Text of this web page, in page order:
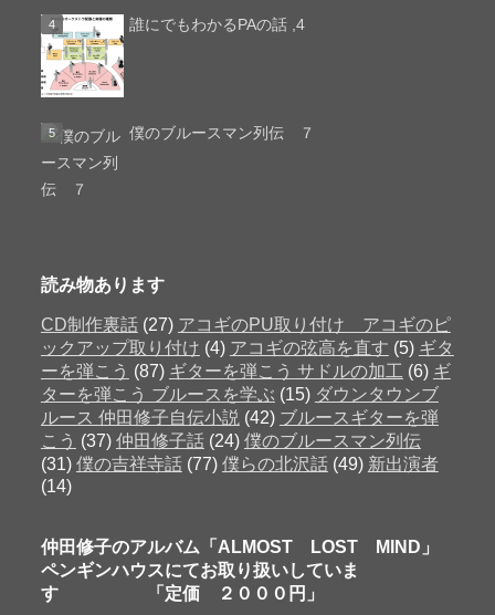
誰にでもわかるPAの話 ,4
僕のブルースマン列伝 ７
読み物あります
CD制作裏話(27) アコギのPU取り付け アコギのピ
ックアップ取り付け (4) アコギの弦高を直す (5) ギタ
ーを弾こう (87) ギターを弾こう サドルの加工 (6) ギ
ターを弾こう ブルースを学ぶ (15) ダウンタウンブ
ルース 仲田修子自伝小説 (42) ブルースギターを弾
こう (37) 仲田修子話(24) 僕のブルースマン列伝
(31) 僕の吉祥寺話(77) 僕らの北沢話(49) 新出演者
(14)
仲田修子のアルバム「ALMOST LOST MIND」
ペンギンハウスにてお取り扱いしていま
す 「定価 ２０００円」